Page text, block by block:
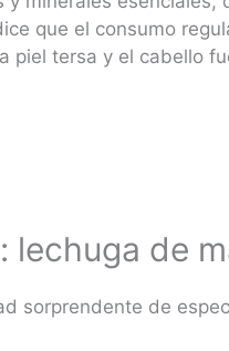
que el consumo
piel tersa y el cabello
de
sorprendente de